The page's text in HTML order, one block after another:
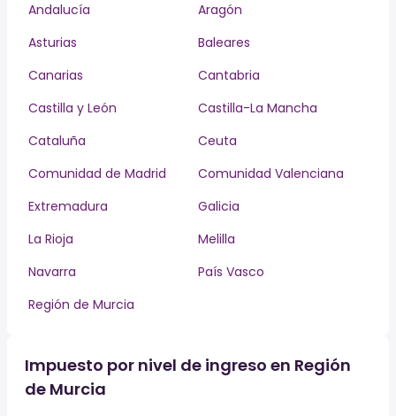
Andalucía
Aragón
Asturias
Baleares
Canarias
Cantabria
Castilla y León
Castilla-La Mancha
Cataluña
Ceuta
Comunidad de Madrid
Comunidad Valenciana
Extremadura
Galicia
La Rioja
Melilla
Navarra
País Vasco
Región de Murcia
Impuesto por nivel de ingreso en Región
de Murcia